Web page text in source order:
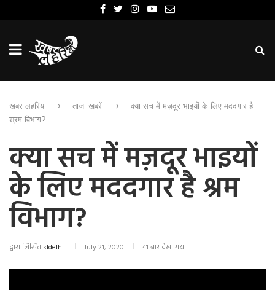
खबर लहरिया ताजा खबरें
क्या सच में मज़दूर भाइयों के लिए मददगार है
श्रम विभाग?
क्या सच में मज़दूर भाइयों
के लिए मददगार है श्रम
विभाग?
द्वारा लिखितkldelhi July 21, 2020 41 बार देखा गया